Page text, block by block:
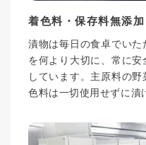
着色料・保存料無添加
漬物は毎日の食卓でい
を何より大切に、常に
しています。主原料の
色料は一切使用せずに漬